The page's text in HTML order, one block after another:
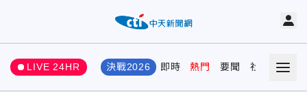
LIVE 24HR 決戰2026 即時 熱門 要聞 社會 娛樂